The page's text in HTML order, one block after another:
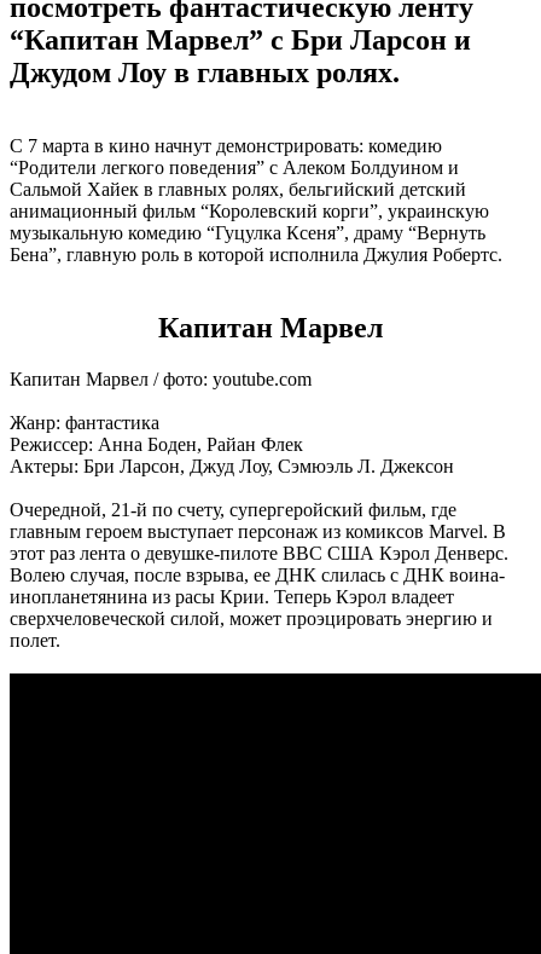
посмотреть фантастическую ленту
“Капитан Марвел” с Бри Ларсон и
Джудом Лоу в главных ролях.
С 7 марта в кино начнут демонстрировать: комедию
“Родители легкого поведения” с Алеком Болдуином и
Сальмой Хайек в главных ролях, бельгийский детский
анимационный фильм “Королевский корги”, украинскую
музыкальную комедию “Гуцулка Ксеня”, драму “Вернуть
Бена”, главную роль в которой исполнила Джулия Робертс.
Капитан Марвел
Капитан Марвел / фото: youtube.com
Жанр: фантастика
Режиссер: Анна Боден, Райан Флек
Актеры: Бри Ларсон, Джуд Лоу, Сэмюэль Л. Джексон
Очередной, 21-й по счету, супергеройский фильм, где
главным героем выступает персонаж из комиксов Marvel. В
этот раз лента о девушке-пилоте ВВС США Кэрол Денверс.
Волею случая, после взрыва, ее ДНК слилась с ДНК воина-
инопланетянина из расы Крии. Теперь Кэрол владеет
сверхчеловеческой силой, может проэцировать энергию и
полет.